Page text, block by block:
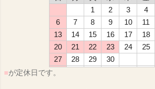
1
2 3 4
6
7 8 9 10 11
13
14 15 16 17 18
20
21 22 23 24 25
27
28 29
30
■が定休日です。